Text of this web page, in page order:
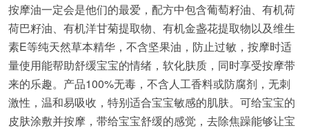
按摩油一定会是他们的最爱，配方中包含葡萄籽油、有机荷
荷巴籽油、有机洋甘菊提取物、有机金盏花提取物以及维生
素E等纯天然草本精华，不含坚果油，防止过敏，按摩时适
量使用能帮助舒缓宝宝的情绪，软化肤质，同时享受按摩带
来的乐趣。产品100%无毒，不含人工香料或防腐剂，无刺
激性，温和易吸收，特别适合宝宝敏感的肌肤。可给宝宝的
皮肤涂敷并按摩，带给宝宝舒缓的感觉，去除焦躁能够让宝